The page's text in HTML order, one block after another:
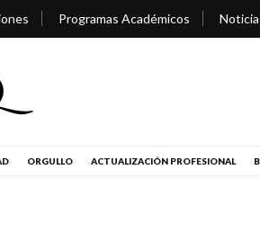
Programas Académicos
ORGULLO ACTUALIZACIÓN PROFESIONAL